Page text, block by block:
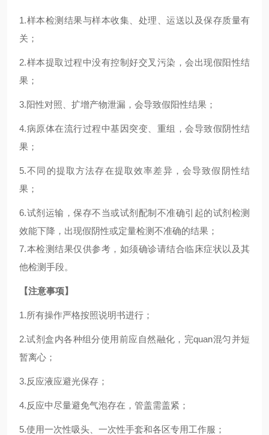
1.样本检测结果与样本收集、处理、运送以及保存质量有
关；
2.样本提取过程中没有控制好交叉污染，会出现假阳性结
果；
3.阳性对照、扩增产物泄漏，会导致假阳性结果；
4.病原体在流行过程中基因突变、重组，会导致假阴性结
果；
5.不同的提取方法存在提取效率差异，会导致假阴性结
果；
6.试剂运输，保存不当或试剂配制不准确引起的试剂检测
效能下降，出现假阴性或定量检测不准确的结果；
7.本检测结果仅供参考，如须确诊请结合临床症状以及其
他检测手段。
【注意事项】
1.所有操作严格按照说明书进行；
2.试剂盒内各种组分使用前应自然融化，完quan混匀并短
暂离心；
3.反应液应避光保存；
4.反应中尽量避免气泡存在，管盖需盖紧；
5.使用一次性吸头、一次性手套和各区专用工作服；